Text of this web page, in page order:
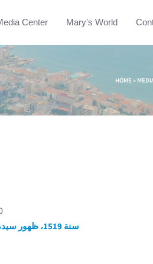
Center Mary's World
HOME »
سنة 1519، ظهور سيدة النعم